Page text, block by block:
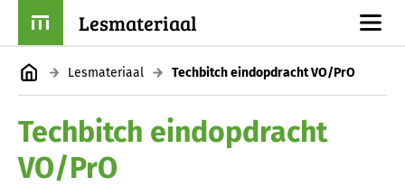
Lesmateriaal
Lesmateriaal Techbitch eindopdracht VO/PrO
Techbitch eindopdracht
VO/PrO